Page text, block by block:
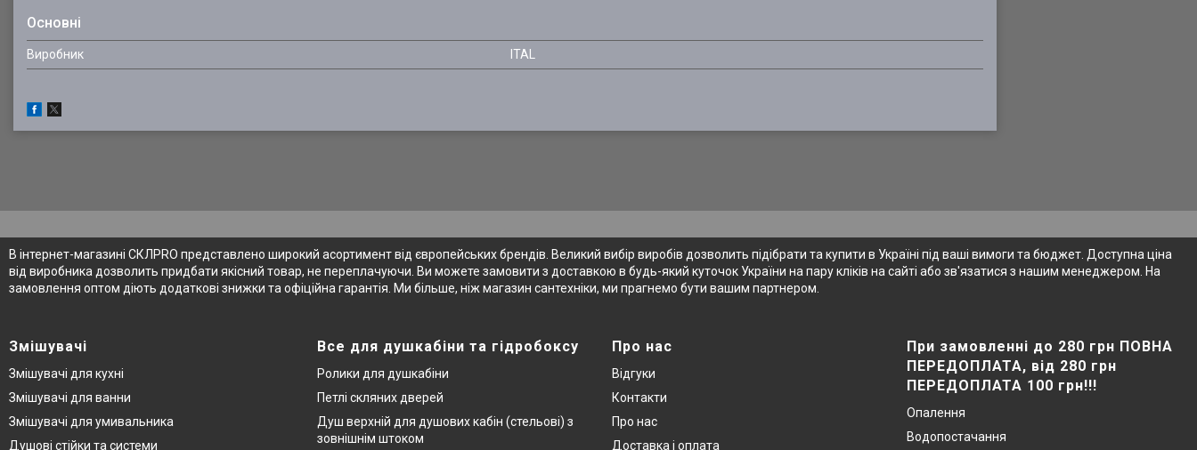
Основні
Виробник ITAL
В інтернет-магазині СКЛPRO представлено широкий асортимент від європейських брендів. Великий вибір виробів дозволить підібрати та купити в Україні під ваші вимоги та бюджет. Доступна ціна
від виробника дозволить придбати якісний товар, не переплачуючи. Ви можете замовити з доставкою в будь-який куточок України на пару кліків на сайті або зв'язатися з нашим менеджером. На
замовлення оптом діють додаткові знижки та офіційна гарантія. Ми більше, ніж магазин сантехніки, ми прагнемо бути вашим партнером.
Змішувачі
Змішувачі для кухні
Змішувачі для ванни
Змішувачі для умивальника
Душові стійки та системи
Все для душкабіни та гідробоксу
Ролики для душкабіни
Петлі скляних дверей
Душ верхній для душових кабін (стельові) з
зовнішнім штоком
Про нас
Відгуки
Контакти
Про нас
Доставка і оплата
При замовленні до 280 грн ПОВНА
ПЕРЕДОПЛАТА, від 280 грн
ПЕРЕДОПЛАТА 100 грн!!!
Опалення
Водопостачання